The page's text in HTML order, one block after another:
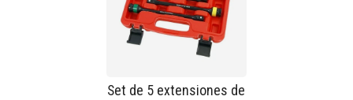
Set de 5 extensiones de